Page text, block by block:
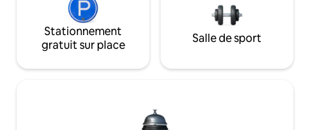
Stationnement
gratuit sur place
Salle de sport